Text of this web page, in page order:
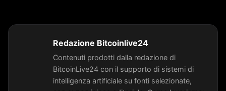
Redazione Bitcoinlive24
Contenuti prodotti dalla redazione di
BitcoinLive24 con il supporto di sistemi di
intelligenza artificiale su fonti selezionate,